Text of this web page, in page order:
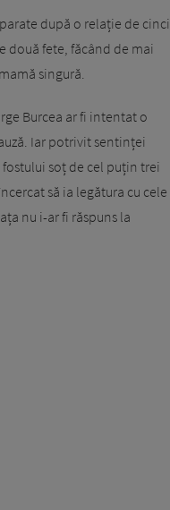
după o relație de cinci
două fete, făcând de mai
singură.
Burcea ar fi intentat o
Iar potrivit sentinței
soț de cel puțin trei
să ia legătura cu cele
nu i-ar fi răspuns la